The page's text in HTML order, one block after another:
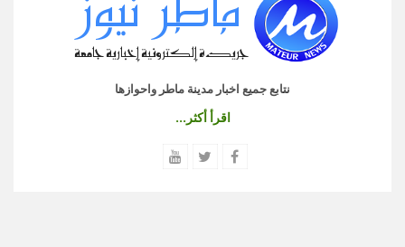
نتابع جميع اخبار مدينة ماطر واحوازها
اقرأ أكثر...